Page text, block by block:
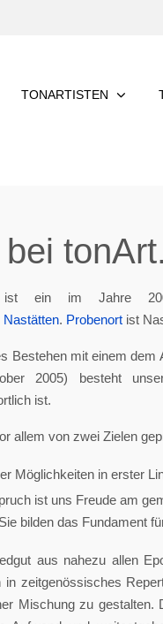
TONARTISTEN
tonArt.
ist ein im Jahre
Nastätten. Probenort ist
Bestehen mit einem
2005) besteht
ist.
allem von zwei Zielen
Möglichkeiten in erster
ist uns Freude am
bilden das Fundament
aus nahezu allen
zeitgenössisches
Mischung zu gestalten.